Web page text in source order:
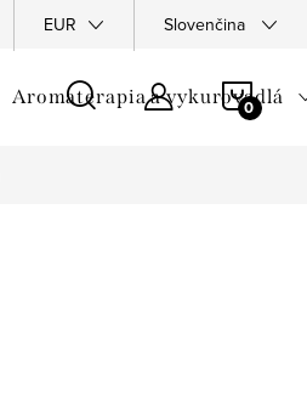
Recenze DSA
EUR Slovenčina
Aromaterapia a vykurovadlá